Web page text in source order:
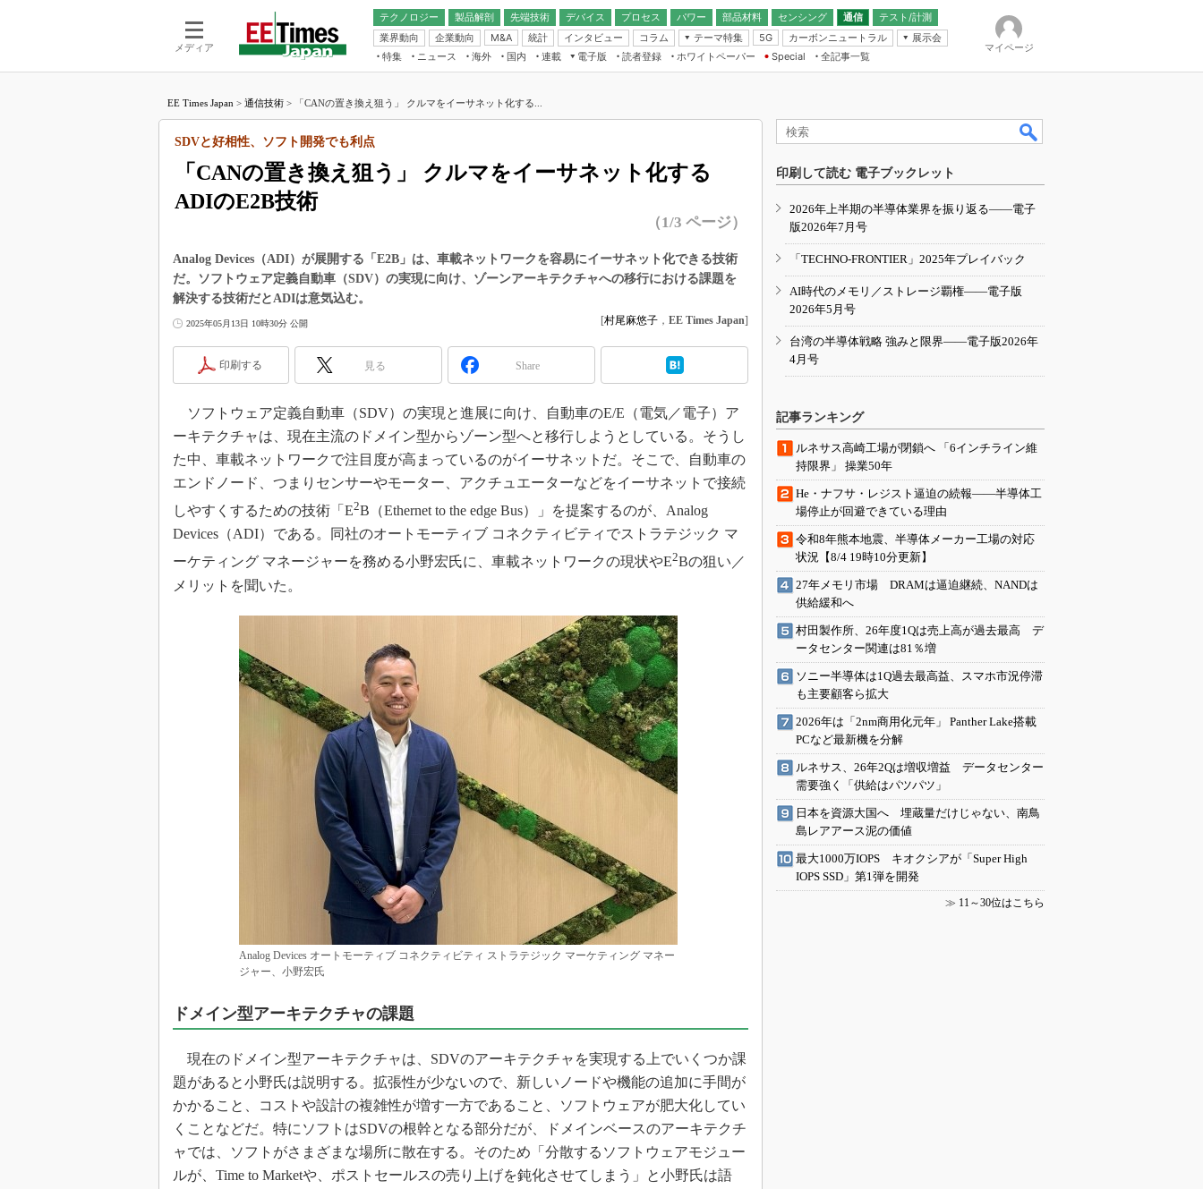
メディア
テクノロジー 製品解剖
先端技術
電池／エネルギー
デバイス
アナログ
マイコン
プロセス パワー 部品材料 センシング
通信
無線
テスト/計測
業界動向
企業動向 M&A 統計 インタビュー コラム
テーマ特集
フィジカルAI
読者調査（EE Times Research）
電源設計（EDN Japan）
エレクトロニクス入門（EDN
5G カーボンニュートラル
展示会
IoT・エッジコンピューティング
EXPO
TECHNO-FRONTIER
人とくるま展
特集 ニュース 海外 国内
連載
福田昭のデバイス通信
湯之上隆のナノフォーカス
大山聡の業界スコープ
大原雄介のエレ・組み込みプレイバ
世界を「数字」で回してみよう
踊るバズワード ～Behind the
製品分解で探るアジアの新トレンド
光伝送技術を知る
“異端児エンジニア”が仕掛けた社内
イノベーションは日本を救うのか
JASA発IoT通信
IHSアナリスト「未来展望」
「英語に愛されないエンジニア」の
電子版
電子ブックレット
読者登録 ホワイトペーパー
Special
全記事一覧
マイページ
EE Times Japan > 通信技術 > 「CANの置き換え狙う」 クルマをイーサネット化する...
「CANの置き換え狙う」 クルマをイーサネット化する
ADIのE2B技術
SDVと好相性、ソフト開発でも利点
（1/3 ページ）
Analog Devices（ADI）が展開する「E2B」は、車載ネットワークを容易にイーサネット化できる技術
だ。ソフトウェア定義自動車（SDV）の実現に向け、ゾーンアーキテクチャへの移行における課題を
解決する技術だとADIは意気込む。
2025年05月13日 10時30分 公開 [村尾麻悠子 ， EE Times Japan]
印刷する 見る Share
ソフトウェア定義自動車（SDV）の実現と進展に向け、自動車のE/E（電気／電子）ア
ーキテクチャは、現在主流のドメイン型からゾーン型へと移行しようとしている。そうし
た中、車載ネットワークで注目度が高まっているのがイーサネットだ。そこで、自動車の
エンドノード、つまりセンサーやモーター、アクチュエーターなどをイーサネットで接続
しやすくするための技術「E2B（Ethernet to the edge Bus）」を提案するのが、Analog
Devices（ADI）である。同社のオートモーティブ コネクティビティでストラテジック マ
ーケティング マネージャーを務める小野宏氏に、車載ネットワークの現状やE2Bの狙い／
メリットを聞いた。
Analog Devices オートモーティブ コネクティビティ ストラテジック マーケティング マネー
ジャー、小野宏氏
ドメイン型アーキテクチャの課題
現在のドメイン型アーキテクチャは、SDVのアーキテクチャを実現する上でいくつか課
題があると小野氏は説明する。拡張性が少ないので、新しいノードや機能の追加に手間が
かかること、コストや設計の複雑性が増す一方であること、ソフトウェアが肥大化してい
くことなどだ。特にソフトはSDVの根幹となる部分だが、ドメインベースのアーキテクチ
ャでは、ソフトがさまざまな場所に散在する。そのため「分散するソフトウェアモジュー
ルが、Time to Marketや、ポストセールスの売り上げを鈍化させてしまう」と小野氏は語
印刷して読む 電子ブックレット
2026年上半期の半導体業界を振り返る――電子
版2026年7月号
「TECHNO-FRONTIER」2025年プレイバック
AI時代のメモリ／ストレージ覇権――電子版
2026年5月号
台湾の半導体戦略 強みと限界――電子版2026年
4月号
記事ランキング
ルネサス高崎工場が閉鎖へ 「6インチライン維
持限界」 操業50年
He・ナフサ・レジスト逼迫の続報――半導体工
場停止が回避できている理由
令和8年熊本地震、半導体メーカー工場の対応
状況【8/4 19時10分更新】
27年メモリ市場 DRAMは逼迫継続、NANDは
供給緩和へ
村田製作所、26年度1Qは売上高が過去最高 デ
ータセンター関連は81％増
ソニー半導体は1Q過去最高益、スマホ市況停滞
も主要顧客ら拡大
2026年は「2nm商用化元年」 Panther Lake搭載
PCなど最新機を分解
ルネサス、26年2Qは増収増益 データセンター
需要強く「供給はパツパツ」
日本を資源大国へ 埋蔵量だけじゃない、南鳥
島レアアース泥の価値
最大1000万IOPS キオクシアが「Super High
IOPS SSD」第1弾を開発
≫ 11～30位はこちら